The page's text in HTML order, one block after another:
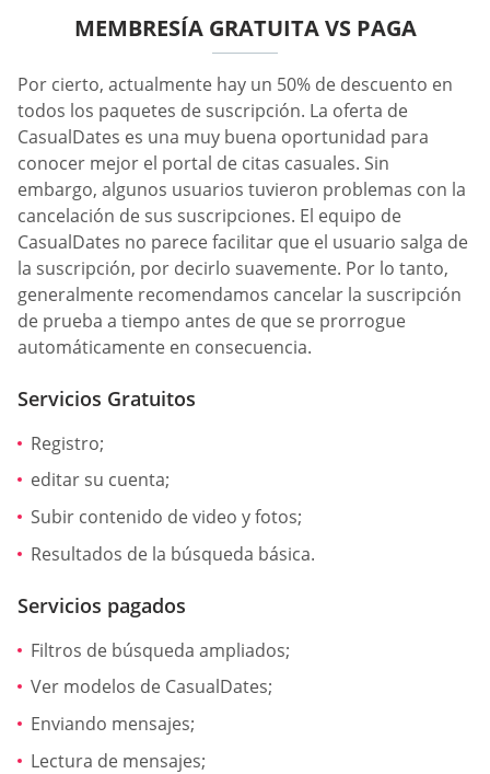
MEMBRESÍA GRATUITA VS PAGA
Por cierto, actualmente hay un 50% de descuento en
todos los paquetes de suscripción. La oferta de
СasualDates es una muy buena oportunidad para
conocer mejor el portal de citas casuales. Sin
embargo, algunos usuarios tuvieron problemas con la
cancelación de sus suscripciones. El equipo de
СasualDates no parece facilitar que el usuario salga de
la suscripción, por decirlo suavemente. Por lo tanto,
generalmente recomendamos cancelar la suscripción
de prueba a tiempo antes de que se prorrogue
automáticamente en consecuencia.
Servicios Gratuitos
Registro;
editar su cuenta;
Subir contenido de video y fotos;
Resultados de la búsqueda básica.
Servicios pagados
Filtros de búsqueda ampliados;
Ver modelos de СasualDates;
Enviando mensajes;
Lectura de mensajes;